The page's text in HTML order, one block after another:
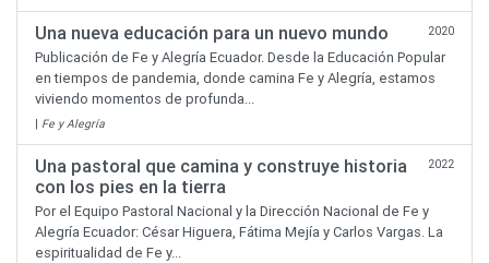
Una nueva educación para un nuevo mundo 2020
Publicación de Fe y Alegría Ecuador. Desde la Educación Popular
en tiempos de pandemia, donde camina Fe y Alegría, estamos
viviendo momentos de profunda...
| Fe y Alegría
Una pastoral que camina y construye historia
con los pies en la tierra
2022
Por el Equipo Pastoral Nacional y la Dirección Nacional de Fe y
Alegría Ecuador: César Higuera, Fátima Mejía y Carlos Vargas. La
espiritualidad de Fe y...